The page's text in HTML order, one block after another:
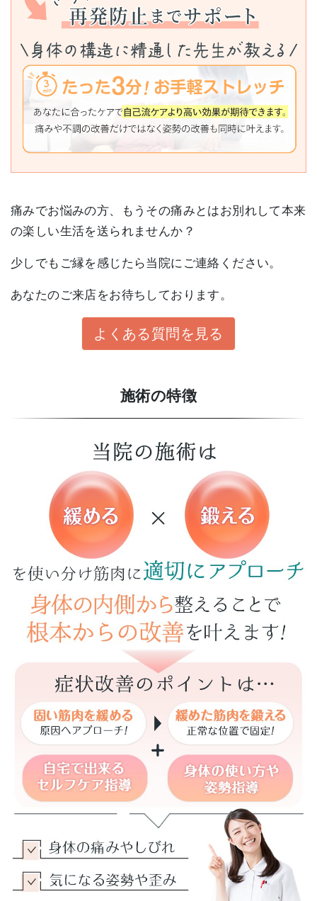
痛みでお悩みの方、もうその痛みとはお別れして本来
の楽しい生活を送られませんか？
少しでもご縁を感じたら当院にご連絡ください。
あなたのご来店をお待ちしております。
よくある質問を見る
施術の特徴